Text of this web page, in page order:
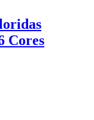
Cores